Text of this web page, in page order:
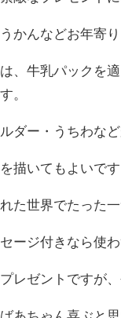
かんなどお年寄
、牛乳パックを
。
ダー・うちわなど
描いてもよいで
た世界でたった
ージ付きなら使
レゼントですが
あちゃん喜ぶと思